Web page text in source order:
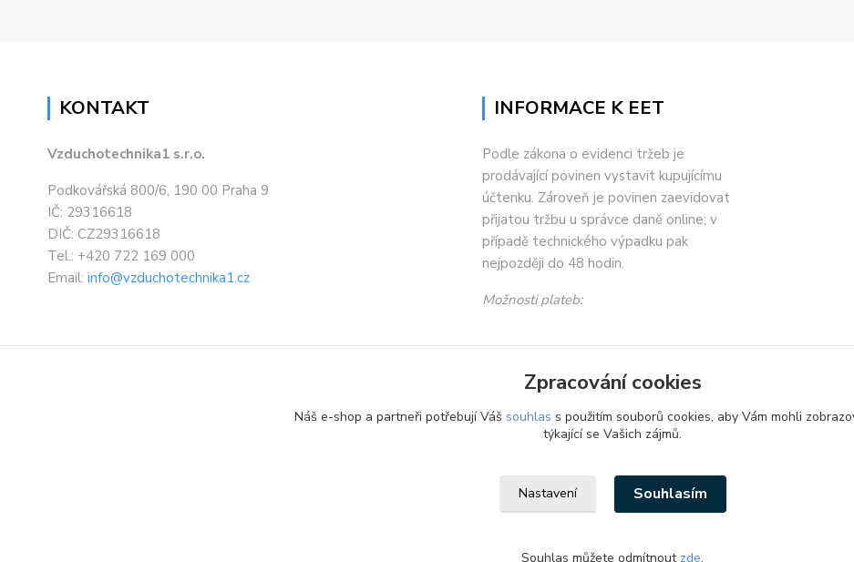
KONTAKT
Vzduchotechnika1 s.r.o.
Podkovářská 800/6, 190 00 Praha 9
IČ: 29316618
DIČ: CZ29316618
Tel.: +420 722 169 000
Email: info@vzduchotechnika1.cz
INFORMACE K EET
Podle zákona o evidenci tržeb je
prodávající povinen vystavit kupujícímu
účtenku. Zároveň je povinen zaevidovat
přijatou tržbu u správce daně online; v
případě technického výpadku pak
nejpozději do 48 hodin.
Možnosti plateb:
Zpracování cookies
Náš e-shop a partneři potřebují Váš souhlas s použitím souborů cookies, aby Vám mohli
týkající se Vašich zájmů.
Nastavení Souhlasím
Souhlas můžete odmítnout zde.